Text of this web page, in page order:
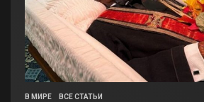
В МИРЕ ВСЕ СТАТЬИ